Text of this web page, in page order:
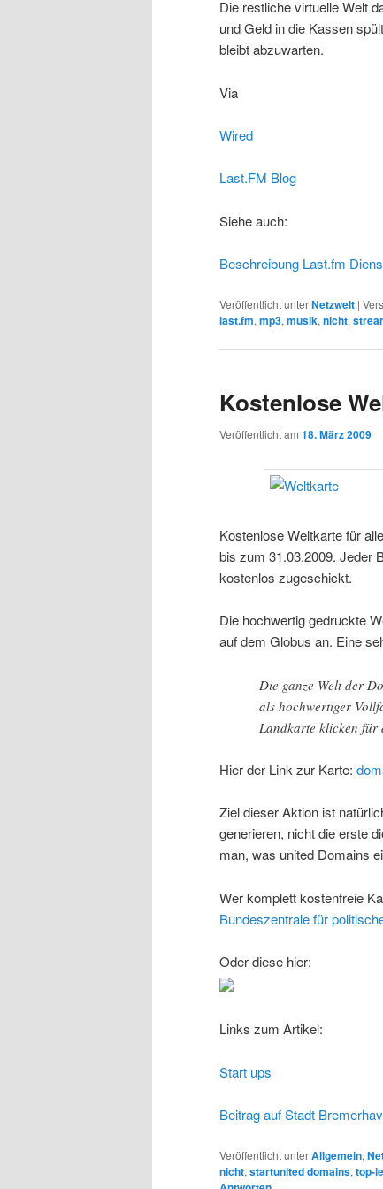
Die restliche virtuelle Welt
und Geld in die Kassen
bleibt abzuwarten.
Via
Wired
Last.FM Blog
Siehe auch:
Beschreibung Last.fm
Veröffentlicht unterNetzwelt |
last.fm, mp3, musik, nicht,
Kostenlose
Veröffentlicht am 18. März 2009
Kostenlose Weltkarte für
bis zum 31.03.2009. Jeder
kostenlos zugeschickt.
Die hochwertig gedruckte
auf dem Globus an. Eine
Die ganze Welt der
als hochwertiger
Landkarte klicken für
Hier der Link zur Karte:
Ziel dieser Aktion ist
generieren, nicht die erste
man, was united Domains
Wer komplett kostenfreie
Bundeszentrale für
Oder diese hier:
Links zum Artikel:
Start ups
Beitrag auf Stadt
Veröffentlicht unterAllgemein,
nicht, startunited domains, top-